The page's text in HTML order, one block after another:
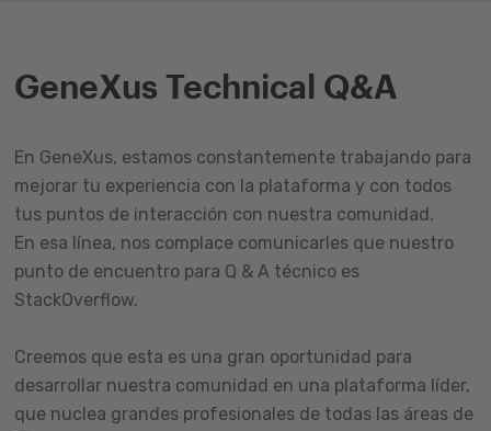
GeneXus Technical Q&A
En GeneXus, estamos constantemente trabajando para
mejorar tu experiencia con la plataforma y con todos
tus puntos de interacción con nuestra comunidad.
En esa línea, nos complace comunicarles que nuestro
punto de encuentro para Q & A técnico es
StackOverflow.
Creemos que esta es una gran oportunidad para
desarrollar nuestra comunidad en una plataforma líder,
que nuclea grandes profesionales de todas las áreas de